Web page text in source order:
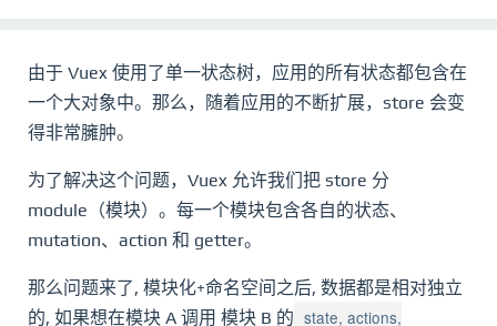
由于 Vuex 使用了单一状态树，应用的所有状态都包含在
一个大对象中。那么，随着应用的不断扩展，store 会变
得非常臃肿。
为了解决这个问题，Vuex 允许我们把 store 分
module（模块）。每一个模块包含各自的状态、
mutation、action 和 getter。
那么问题来了, 模块化+命名空间之后, 数据都是相对独立
的, 如果想在模块 A 调用 模块 B 的 state, actions,